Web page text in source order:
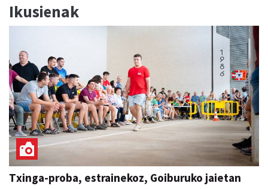
Ikusienak
Txinga-proba, estrainekoz, Goiburuko jaietan